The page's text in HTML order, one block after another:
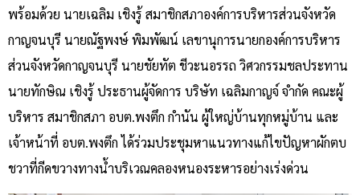
พร้อมด้วย นายเฉลิม เชิงรู้ สมาชิกสภาองค์การบริหารส่วนจังหวัด
กาญจนบุรี นายณัฐพงษ์ พิมพัฒน์ เลขานุการนายกองค์การบริหาร
ส่วนจังหวัดกาญจนบุรี นายชัยทัต ชีวะนอรรถ วิศวกรรมชลประทาน
นายทักษิณ เชิงรู้ ประธานผู้จัดการ บริษัท เฉลิมกาญจ์ จำกัด คณะผู้
บริหาร สมาชิกสภา อบต.พงตึก กำนัน ผู้ใหญ่บ้านทุกหมู่บ้าน และ
เจ้าหน้าที่ อบต.พงตึก ได้ร่วมประชุมหาแนวทางแก้ไขปัญหาผักตบ
ชวาที่กีดขวางทางน้ำบริเวณคลองหนองระหารอย่างเร่งด่วน